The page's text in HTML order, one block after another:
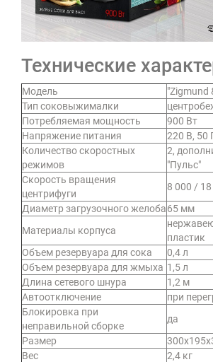
Технические
Модель
"Zigmund
Тип соковыжималки
Потребляемая мощность
900 Вт
Напряжение питания
220 В, 50
Количество скоростных
режимов
2,
"Пульс"
Скорость вращения
центрифуги
8 000 /
Диаметр загрузочного желоба65 мм
Материалы корпуса
пластик
Объем резервуара для сока
0,4 л
Объем резервуара для жмыха 1,5 л
Длина сетевого шнура
1,2 м
Автоотключение
при
Блокировка при
неправильной сборке
да
Размер
Вес
2,4 кг